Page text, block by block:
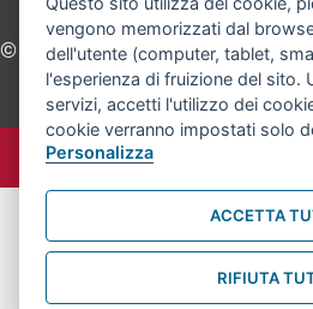
© Comune di Bologna. Tutti i
vengono memorizzati dal
dell'utente (computer, tablet,
l'esperienza di fruizione del sito.
servizi, accetti l'utilizzo dei
cookie verranno impostati solo
Personalizza
ACCETTA
RIFIUTA